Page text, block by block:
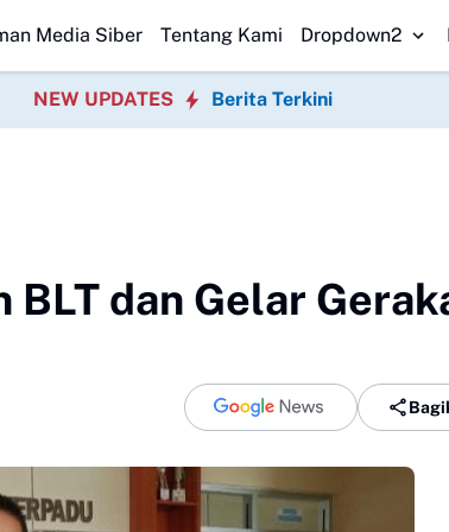
Perkuat Sinergi Pemerintah DPRD Sukabumi Sahkan
Media Siber Tentang Kami Dropdown2
NEW UPDATES Berita Terkini
dan Gelar